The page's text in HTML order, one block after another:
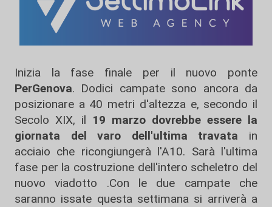
Inizia la fase finale per il nuovo ponte
PerGenova. Dodici campate sono ancora da
posizionare a 40 metri d'altezza e, secondo il
Secolo XIX, il 19 marzo dovrebbe essere la
giornata del varo dell'ultima travata in
acciaio che ricongiungerà l'A10. Sarà l'ultima
fase per la costruzione dell'intero scheletro del
nuovo viadotto .Con le due campate che
saranno issate questa settimana si arriverà a